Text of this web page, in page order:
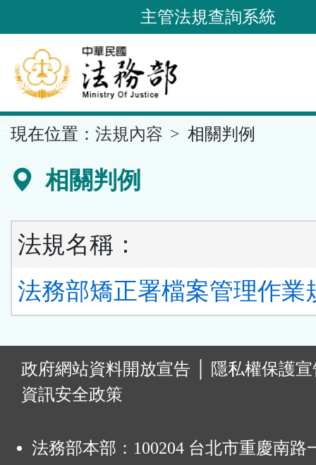
到
要
內
容
區
主管法規查詢系統
現在位置： 法規內容 相關判例
相關判例
法規名稱：
法務部矯正署檔案管理作業
政府網站資料開放宣告
隱私權保護
資訊安全政策
法務部本部：100204 台北市重慶南路